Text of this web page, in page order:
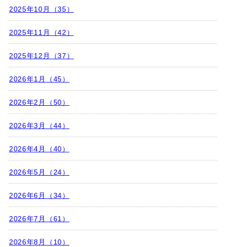
2025年10月（35）
2025年11月（42）
2025年12月（37）
2026年1月（45）
2026年2月（50）
2026年3月（44）
2026年4月（40）
2026年5月（24）
2026年6月（34）
2026年7月（61）
2026年8月（10）